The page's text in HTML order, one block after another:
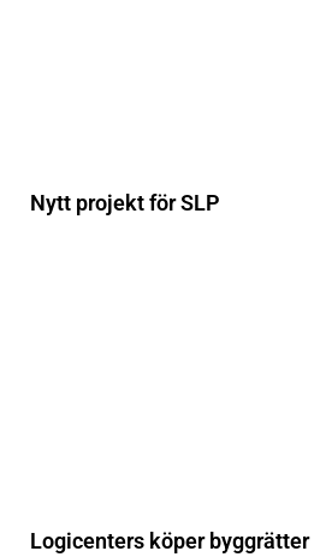
Nytt projekt för SLP
Logicenters köper byggrätter